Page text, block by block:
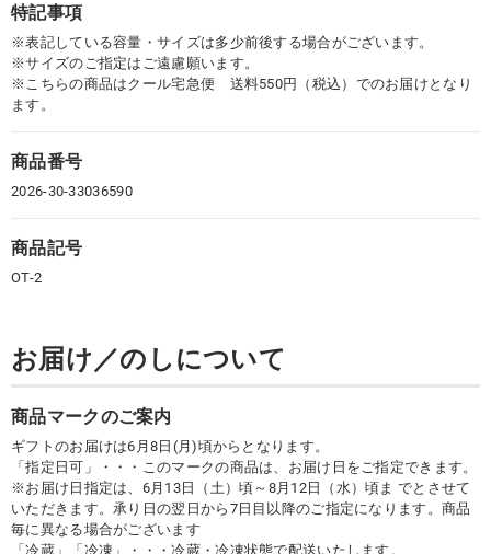
特記事項
※表記している容量・サイズは多少前後する場合がございます。
※サイズのご指定はご遠慮願います。
※こちらの商品はクール宅急便 送料550円（税込）でのお届けとなり
ます。
商品番号
2026-30-33036590
商品記号
OT-2
お届け／のしについて
商品マークのご案内
ギフトのお届けは6月8日(月)頃からとなります。
「指定日可」・・・このマークの商品は、お届け日をご指定できます。
※お届け日指定は、6月13日（土）頃～8月12日（水）頃ま でとさせて
いただきます。承り日の翌日から7日目以降のご指定になります。商品
毎に異なる場合がございます
「冷蔵」「冷凍」・・・冷蔵・冷凍状態で配送いたします。